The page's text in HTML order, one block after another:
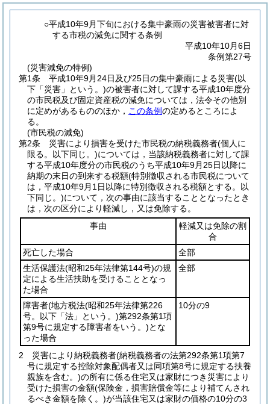
○平成10年9月下旬における集中豪雨の災害被害者に対
する市税の減免に関する条例
平成10年10月6日
条例第27号
(災害減免の特例)
第1条
平成10年9月24日及び25日の集中豪雨による災害(以
下「災害」という。)の被害者に対して課する平成10年度分
の市民税及び固定資産税の減免については，法令その他別
に定めがあるもののほか， この条例の定めるところによ
る。
(市民税の減免)
第2条
災害により損害を受けた市民税の納税義務者(個人に
限る。以下同じ。)については，当該納税義務者に対して課
する平成10年度分の市民税のうち平成10年9月25日以降に
納期の末日の到来する税額(特別徴収される市民税について
は，平成10年9月1日以降に特別徴収される税額とする。以
下同じ。)について，次の事由に該当することとなったとき
は，次の区分により軽減し，又は免除する。
事由
軽減又は免除の割
合
死亡した場合
全部
生活保護法(昭和25年法律第144号)の規
定による生活扶助を受けることとなっ
た場合
全部
障害者(地方税法(昭和25年法律第226
号。以下「法」という。)第292条第1項
第9号に規定する障害者をいう。)とな
った場合
10分の9
2 災害により納税義務者(納税義務者の法第292条第1項第7
号に規定する控除対象配偶者又は同項第8号に規定する扶養
親族を含む。)の所有に係る住宅又は家財につき災害により
受けた損害の金額(保険金，損害賠償金等により補てんされ
るべき金額を除く。)が当該住宅又は家財の価格の10分の3